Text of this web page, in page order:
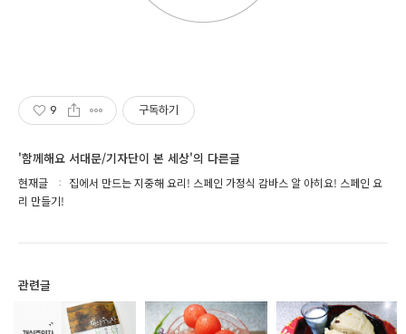
9 구독하기
'함께해요 서대문/기자단이 본 세상'의 다른글
현재글
집에서 만드는 지중해 요리! 스페인 가정식 감바스 알 아히요! 스페인 요
리 만들기!
관련글